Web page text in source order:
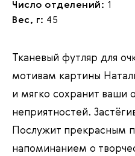
Число отделений: 1
Вес, г: 45
Тканевый футляр для
мотивам картины
и мягко сохранит ваши
неприятностей.
Послужит прекрасным
напоминанием о